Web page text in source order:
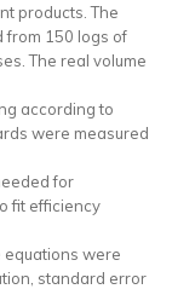
products. The
from 150 logs of
The real volume
according to
were measured
for
fit efficiency
equations were
standard error